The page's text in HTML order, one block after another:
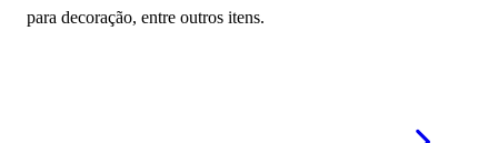
para decoração, entre outros itens.